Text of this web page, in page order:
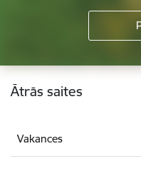
Kājene
Ātrās saites
Vakances